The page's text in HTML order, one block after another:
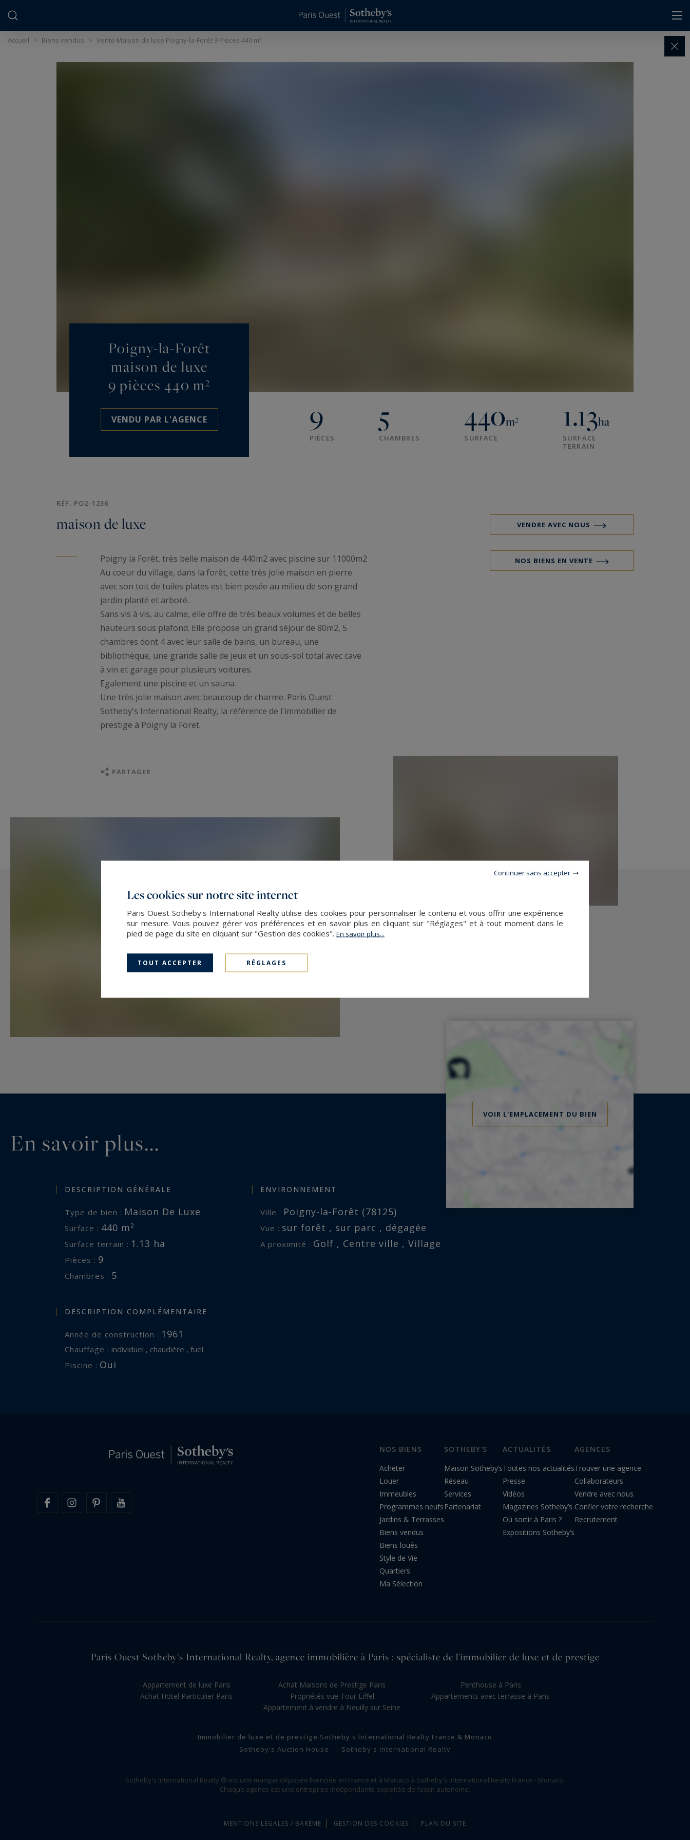
Accueil > Biens vendus > Vente Maison de luxe Poigny-la-Forêt 9 Pièces 440 m²
Poigny-la-Forêt
maison de luxe
9 pièces 440 m²
VENDU PAR L'AGENCE 9
PIÈCES
5
CHAMBRES
440m²
SURFACE
1.13ha
SURFACE
TERRAIN
RÉF. PO2-1236
maison de luxe
Poigny la Forêt, très belle maison de 440m2 avec piscine sur 11000m2
Au coeur du village, dans la forêt, cette très jolie maison en pierre
avec son toit de tuiles plates est bien posée au milieu de son grand
jardin planté et arboré.
Sans vis à vis, au calme, elle offre de très beaux volumes et de belles
hauteurs sous plafond. Elle propose un grand séjour de 80m2, 5
chambres dont 4 avec leur salle de bains, un bureau, une
bibliothèque, une grande salle de jeux et un sous-sol total avec cave
à vin et garage pour plusieurs voitures.
Egalement une piscine et un sauna.
Une très jolie maison avec beaucoup de charme. Paris Ouest
Sotheby's International Realty, la référence de l'immobilier de
prestige à Poigny la Foret.
PARTAGER
VENDRE AVEC NOUS
NOS BIENS EN VENTE
En savoir plus...
DESCRIPTION GÉNÉRALE
Type de bien : Maison De Luxe
Surface : 440 m²
Surface terrain : 1.13 ha
Pièces : 9
Chambres : 5
ENVIRONNEMENT
Ville : Poigny-la-Forêt (78125)
Vue : sur forêt , sur parc , dégagée
A proximité : Golf , Centre ville , Village
DESCRIPTION COMPLÉMENTAIRE
Année de construction : 1961
Chauffage : individuel , chaudière , fuel
Piscine : Oui
VOIR L'EMPLACEMENT DU BIEN
NOS BIENS
Acheter
Louer
Immeubles
Programmes neufs
Jardins & Terrasses
Biens vendus
Biens loués
Style de Vie
Quartiers
Ma Sélection
SOTHEBY'S
Maison Sotheby’s
Réseau
Services
Partenariat
ACTUALITÉS
Toutes nos actualités
Presse
Vidéos
Magazines Sotheby’s
Où sortir à Paris ?
Expositions Sotheby’s
AGENCES
Trouver une agence
Collaborateurs
Vendre avec nous
Confier votre recherche
Recrutement
Paris Ouest Sotheby's International Realty, agence immobilière à Paris : spécialiste de l'immobilier de luxe et de prestige
Appartement de luxe Paris
Achat Hotel Particulier Paris
Achat Maisons de Prestige Paris
Propriétés vue Tour Eiffel
Appartement à vendre à Neuilly sur Seine
Penthouse à Paris
Appartements avec terrasse à Paris
Immobilier de luxe et de prestige Sotheby's International Realty France & Monaco
Sotheby's Auction House
Sotheby's International Realty
Sotheby's International Realty ® est une marque déposée licenciée en France et à Monaco à Sotheby's International Realty France - Monaco.
Chaque agence est une entreprise indépendante exploitée de façon autonome.
MENTIONS LÉGALES / BARÈME GESTION DES COOKIES PLAN DU SITE
Les cookies sur notre site internet
Paris Ouest Sotheby's International Realty utilise des cookies pour personnaliser le contenu et vous offrir une expérience
sur mesure. Vous pouvez gérer vos préférences et en savoir plus en cliquant sur "Réglages" et à tout moment dans le
pied de page du site en cliquant sur "Gestion des cookies". En savoir plus...
TOUT ACCEPTER RÉGLAGES
Continuer sans accepter